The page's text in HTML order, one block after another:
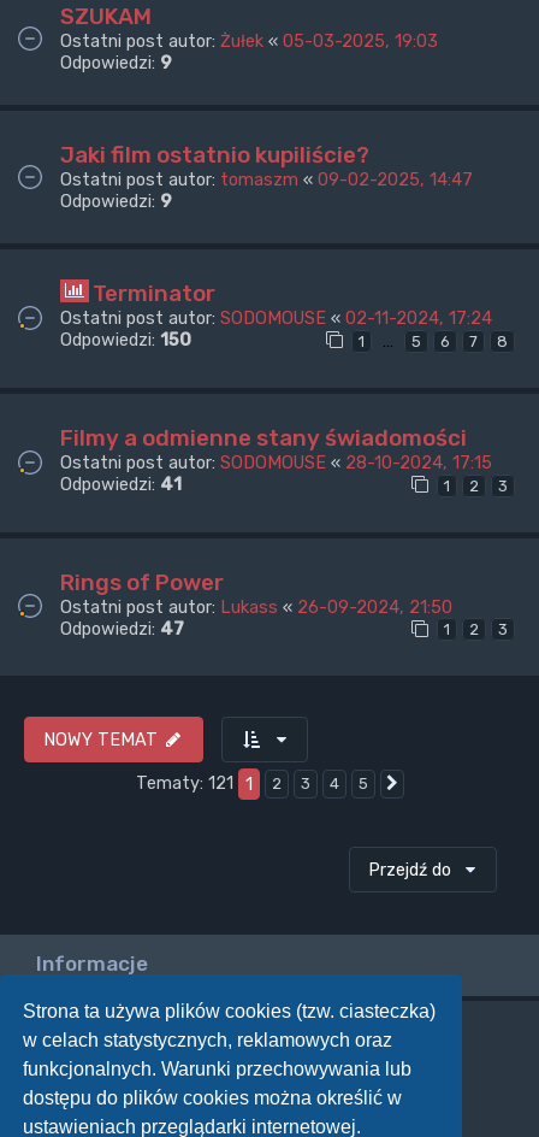
Strona ta używa plików cookies (tzw. ciasteczka)
w celach statystycznych, reklamowych oraz
funkcjonalnych. Warunki przechowywania lub
dostępu do plików cookies można określić w
ustawieniach przeglądarki internetowej.
SZUKAM
Ostatni post autor: Żułek « 05-03-2025, 19:03
Odpowiedzi: 9
Jaki film ostatnio kupiliście?
Ostatni post autor: tomaszm « 09-02-2025, 14:47
Odpowiedzi: 9
Terminator
Ostatni post autor: SODOMOUSE « 02-11-2024, 17:24
Odpowiedzi: 150 1 … 5 6 7 8
Filmy a odmienne stany świadomości
Ostatni post autor: SODOMOUSE « 28-10-2024, 17:15
Odpowiedzi: 41 1 2 3
Rings of Power
Ostatni post autor: Lukass « 26-09-2024, 21:50
Odpowiedzi: 47 1 2 3
NOWY TEMAT
Tematy: 121
1 2 3 4 5
Przejdź do
Informacje
Twoje uprawnienia na tym forum
Nie możesztworzyć nowych tematów
Nie możeszodpowiadać w tematach
Nie możesz zmieniać swoich postów